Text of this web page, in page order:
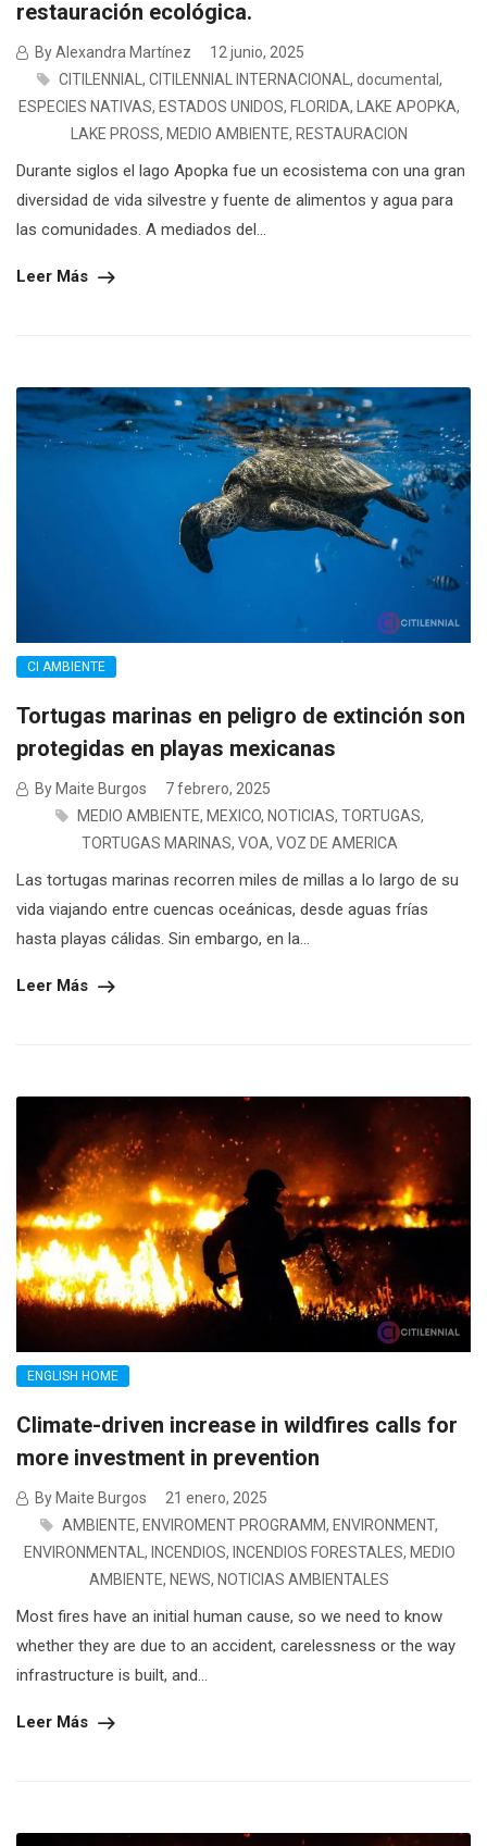
restauración ecológica.
By Alexandra Martínez
12 junio, 2025
CITILENNIAL, CITILENNIAL INTERNACIONAL, documental,
ESPECIES NATIVAS, ESTADOS UNIDOS, FLORIDA, LAKE APOPKA,
LAKE PROSS, MEDIO AMBIENTE, RESTAURACION
Durante siglos el lago Apopka fue un ecosistema con una gran
diversidad de vida silvestre y fuente de alimentos y agua para
las comunidades. A mediados del...
Leer Más
CI AMBIENTE
Tortugas marinas en peligro de extinción son
protegidas en playas mexicanas
By Maite Burgos
7 febrero, 2025
MEDIO AMBIENTE, MEXICO, NOTICIAS, TORTUGAS,
TORTUGAS MARINAS, VOA, VOZ DE AMERICA
Las tortugas marinas recorren miles de millas a lo largo de su
vida viajando entre cuencas oceánicas, desde aguas frías
hasta playas cálidas. Sin embargo, en la...
Leer Más
ENGLISH HOME
Climate-driven increase in wildfires calls for
more investment in prevention
By Maite Burgos
21 enero, 2025
AMBIENTE, ENVIROMENT PROGRAMM, ENVIRONMENT,
ENVIRONMENTAL, INCENDIOS, INCENDIOS FORESTALES, MEDIO
AMBIENTE, NEWS, NOTICIAS AMBIENTALES
Most fires have an initial human cause, so we need to know
whether they are due to an accident, carelessness or the way
infrastructure is built, and...
Leer Más